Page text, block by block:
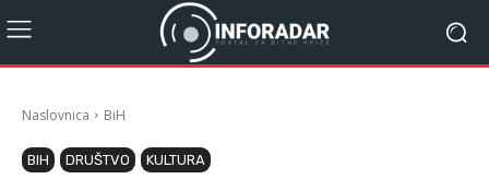
Naslovnica BiH
BIH DRUŠTVO KULTURA